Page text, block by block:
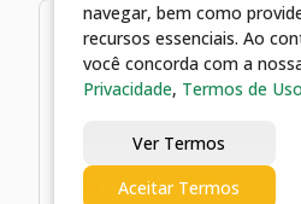
2 arquivos
02/07/2025 13:40 |
02/07/2025 13:40 |
navegar, bem como
recursos essenciais. Ao
você concorda com a
Privacidade, Termos de Uso
Ver Termos
Aceitar Termos